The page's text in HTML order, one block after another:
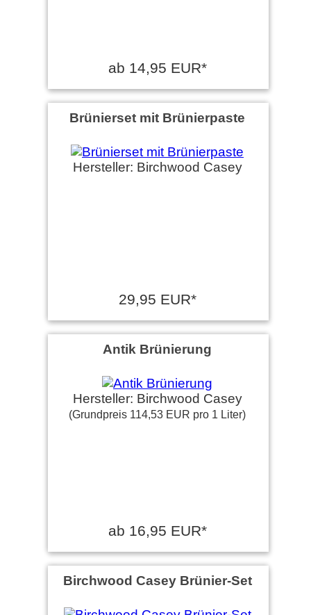
ab 14,95 EUR*
Brünierset mit Brünierpaste
Hersteller: Birchwood Casey
29,95 EUR*
Antik Brünierung
Hersteller: Birchwood Casey
(Grundpreis 114,53 EUR pro 1 Liter)
ab 16,95 EUR*
Birchwood Casey Brünier-Set